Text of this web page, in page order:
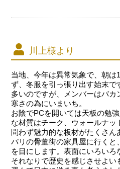
川上様より
当地、今年は異常気象で、朝
ず、冬服を引っ張り出す始末
多いのですが、メンバーはバカ
寒さの為にいまいち。
お陰でPCを開いては天板の勉
な材質はチーク、ウォールナッ
問わず魅力的な板材がたくさん
パリの骨董街の家具屋に行く
を目にします。表面にいろい
それなりで歴史を感じさせよい